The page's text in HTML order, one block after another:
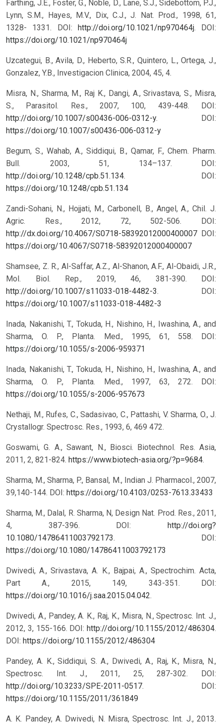
Farthing, J.E., Foster, G., Noble, D., Lane, S.J., Sidebottom, P.J.,
Lynn, S.M., Hayes, M.V., Dix, C.J., J. Nat. Prod., 1998, 61,
1328- 1331. DOI:
http://doi.org/10.1021/np970464j.
DOI:
https://doi.org/10.1021/np970464j
Uzcategui, B., Avila, D., Heberto, S.R., Quintero, L., Ortega, J.,
Gonzalez, Y.B., Investigacion Clinica, 2004, 45, 4.
Misra, N., Sharma, M., Raj K., Dangi, A., Srivastava, S., Misra,
S., Parasitol. Res., 2007, 100, 439-448. DOI:
http://doi.org/10.1007/s00436-006-0312-y.
DOI:
https://doi.org/10.1007/s00436-006-0312-y
Begum, S., Wahab, A., Siddiqui, B., Qamar, F., Chem. Pharm.
Bull. 2003, 51, 134–137. DOI:
http://doi.org/10.1248/cpb.51.134.
DOI:
https://doi.org/10.1248/cpb.51.134
Zandi-Sohani, N., Hojjati, M., Carbonell, B., Angel, A., Chil. J.
Agric. Res., 2012, 72, 502-506. DOI:
http://dx.doi.org/10.4067/S0718-58392012000400007 DOI:
https://doi.org/10.4067/S0718-58392012000400007
Shamsee, Z. R., Al-Saffar, A.Z., Al-Shanon, A.F., Al-Obaidi, J.R.,
Mol. Biol. Rep., 2019, 46, 381-390. DOI:
http://doi.org/10.1007/s11033-018-4482-3.
DOI:
https://doi.org/10.1007/s11033-018-4482-3
Inada, Nakanishi, T., Tokuda, H., Nishino, H., Iwashina, A., and
Sharma, O. P., Planta. Med., 1995, 61, 558.
DOI:
https://doi.org/10.1055/s-2006-959371
Inada, Nakanishi, T., Tokuda, H., Nishino, H., Iwashina, A., and
Sharma, O. P., Planta. Med., 1997, 63, 272.
DOI:
https://doi.org/10.1055/s-2006-957673
Nethaji, M., Rufes, C., Sadasivao, C., Pattashi, V. Sharma, O., J.
Crystallogr. Spectrosc. Res., 1993, 6, 469 472.
Goswami, G. A., Sawant, N., Biosci. Biotechnol. Res. Asia,
2011, 2, 821-824. https://www.biotech-asia.org/?p=9684.
Sharma, M., Sharma, P., Bansal, M., Indian J. Pharmacol., 2007,
39,140-144. DOI: https://doi.org/10.4103/0253-7613.33433
Sharma, M., Dalal, R. Sharma, N, Design Nat. Prod. Res., 2011,
4, 387-396. DOI:
http://doi.org?
10.1080/14786411003792173.
DOI:
https://doi.org/10.1080/14786411003792173
Dwivedi, A., Srivastava, A. K., Bajpai, A., Spectrochim. Acta,
Part A., 2015, 149, 343-351. DOI:
https://doi.org/10.1016/j.saa.2015.04.042.
Dwivedi, A., Pandey, A. K., Raj, K., Misra, N., Spectrosc. Int. J.,
2012, 3, 155-166. DOI: http://doi.org/10.1155/2012/486304.
DOI: https://doi.org/10.1155/2012/486304
Pandey, A. K., Siddiqui, S. A., Dwivedi, A., Raj, K., Misra, N.,
Spectrosc. Int. J., 2011, 25, 287-302. DOI:
http://doi.org/10.3233/SPE-2011-0517.
DOI:
https://doi.org/10.1155/2011/361849
A. K. Pandey, A. Dwivedi, N. Misra, Spectrosc. Int. J., 2013.